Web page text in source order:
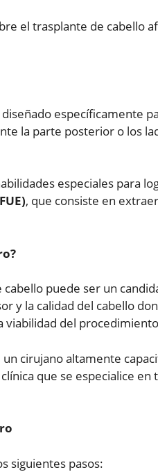
el trasplante de cabello
específicamente
la parte posterior o los
especiales para
, que consiste en
puede ser un
y la calidad del cabello
viabilidad del
cirujano altamente
que se especialice
siguientes pasos: